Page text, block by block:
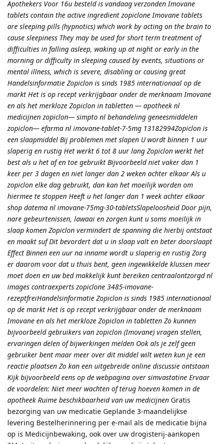
Apothekers Voor 16u besteld is vandaag verzonden Imovane
tablets contain the active ingredient zopiclone Imovane tablets
are sleeping pills (hypnotics) which work by acting on the brain to
cause sleepiness They may be used for short term treatment of
difficulties in falling asleep, waking up at night or early in the
morning or difficulty in sleeping caused by events, situations or
mental illness, which is severe, disabling or causing great
Handelsinformatie Zopiclon is sinds 1985 internationaal op de
markt Het is op recept verkrijgbaar onder de merknaam Imovane
en als het merkloze Zopiclon in tabletten — apotheek nl
medicijnen zopiclon— simpto nl behandeling geneesmiddelen
zopiclon— efarma nl imovane-tablet-7-5mg 13182994Zopiclon is
een slaapmiddel Bij problemen met slapen U wordt binnen 1 uur
slaperig en rustig Het werkt 6 tot 8 uur lang Zopiclon werkt het
best als u het af en toe gebruikt Bijvoorbeeld niet vaker dan 1
keer per 3 dagen en niet langer dan 2 weken achter elkaar Als u
zopiclon elke dag gebruikt, dan kan het moeilijk worden om
hiermee te stoppen Heeft u het langer dan 1 week achter elkaar
shop datema nl imovane-75mg-30-tabletsSlapeloosheid Door pijn,
nare gebeurtenissen, lawaai en zorgen kunt u soms moeilijk in
slaap komen Zopiclon vermindert de spanning die hierbij ontstaat
en maakt suf Dit bevordert dat u in slaap valt en beter doorslaapt
Effect Binnen een uur na inname wordt u slaperig en rustig Zorg
er daarom voor dat u thuis bent, geen ingewikkelde klussen meer
moet doen en uw bed makkelijk kunt bereiken centraalontzorgd nl
images contraexperts zopiclone 3485-imovane-
rezeptfreiHandelsinformatie Zopiclon is sinds 1985 internationaal
op de markt Het is op recept verkrijgbaar onder de merknaam
Imovane en als het merkloze Zopiclon in tabletten Zo kunnen
bijvoorbeeld gebruikers van zopiclon (Imovane) vragen stellen,
ervaringen delen of bijwerkingen melden Ook als je zelf geen
gebruiker bent maar meer over dit middel wilt weten kun je een
reactie plaatsen Zo kan een uitgebreide online discussie ontstaan
Kijk bijvoorbeeld eens op de webpagina over simvastatine Ervaar
de voordelen: Niet meer wachten of terug hoeven komen in de
apotheek Ruime beschikbaarheid van uw medicijnen Gratis
bezorging van uw medicatie Geplande 3-maandelijkse
levering Bestelherinnering per e-mail als de medicatie bijna
op is Medicijnbewaking, ook over uw drogisterij-aankopen